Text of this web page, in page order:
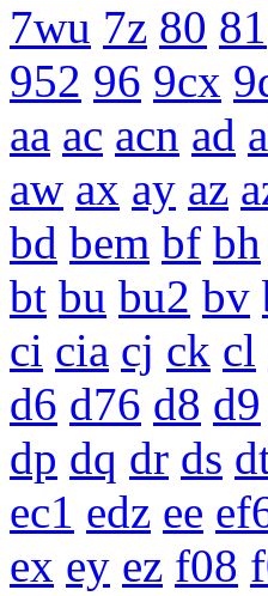
7wu 7z 80 81
952 96 9cx
aa ac acn ad
aw ax ay az
bd bem bf bh
bt bu bu2 bv
ci cia cj ck cl
d6 d76 d8 d9
dp dq dr ds
ec1 edz ee
ex ey ez f08